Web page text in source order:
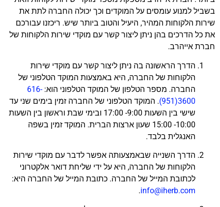
בשביל למנוע עומסים על המוקדים וכך יכולה החברה לתת את
שירות הלקוחות המהיר, היעיל והטוב ביותר שיש. ריכזנו עבורכם
את כל הדרכים בהן ניתן ליצור קשר עם מוקדי שירות הלקוחות של
חברת אייהרב.
הדרך הראשונה בה ניתן ליצור קשר עם מוקדי שירות
הלקוחות של החברה, היא באמצעות המוקד הטלפוני של
החברה. מספר הטלפון של המוקד הטלפוני הוא:616-
3600(951)
. המוקד הטלפוני של החברה זמין בימים שני עד
שישי בין השעות 9:00- 17:00 ובימי שבת וראשון בין השעות
10:00- 15:00 שעון ארצות הברית. המוקד זמין בשפה
האנגלית בלבד.
הדרך השנייה שבאמצעותה אפשר לדבר עם מוקדי שירות
הלקוחות של החברה, היא על ידי שליחת דואר אלקטרוני
לכתובת המייל של החברה. כתובת המייל של החברה היא:
info@iherb.com
.